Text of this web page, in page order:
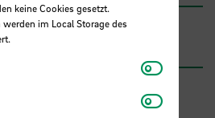
keine Cookies gesetzt.
im Local Storage des
Matomo
Youtube